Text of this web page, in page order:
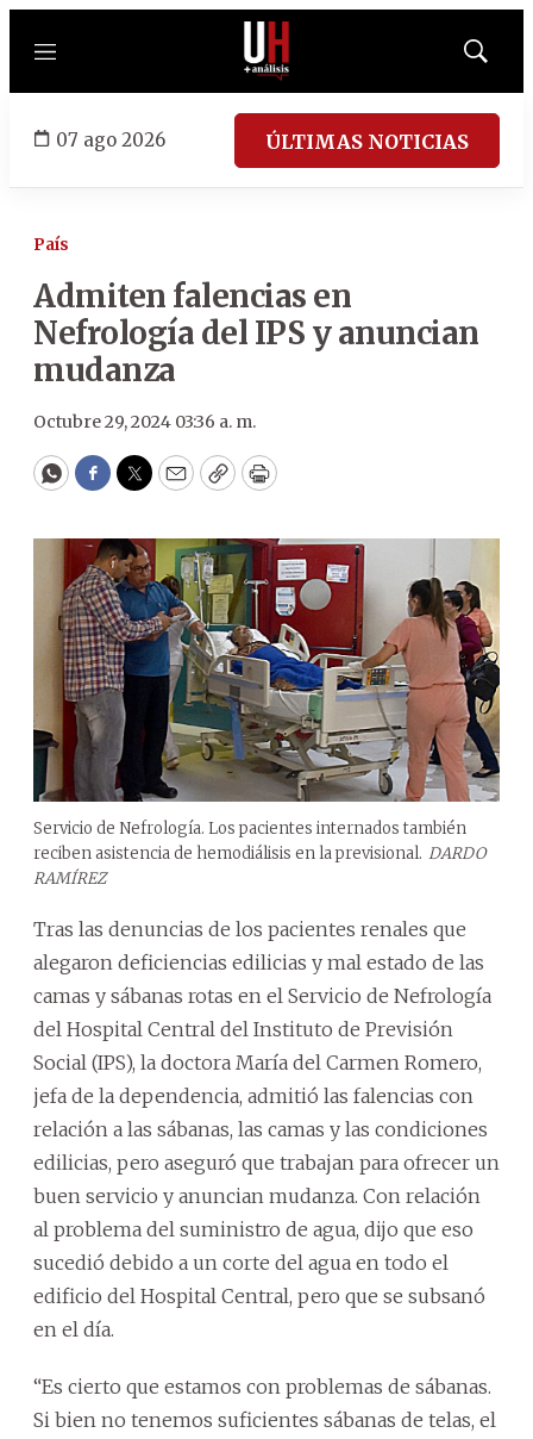
Menú
Mostrar
07 ago 2026 ÚLTIMAS NOTICIAS
País
Admiten falencias en
Nefrología del IPS y anuncian
mudanza
Octubre 29, 2024 03:36 a. m.
WhatsApp
Facebook
Twitter
EmailCopyPrint
Servicio de Nefrología. Los pacientes internados también
reciben asistencia de hemodiálisis en la previsional. DARDO
RAMÍREZ
Tras las denuncias de los pacientes renales que
alegaron deficiencias edilicias y mal estado de las
camas y sábanas rotas en el Servicio de Nefrología
del Hospital Central del Instituto de Previsión
Social (IPS), la doctora María del Carmen Romero,
jefa de la dependencia, admitió las falencias con
relación a las sábanas, las camas y las condiciones
edilicias, pero aseguró que trabajan para ofrecer un
buen servicio y anuncian mudanza. Con relación
al problema del suministro de agua, dijo que eso
sucedió debido a un corte del agua en todo el
edificio del Hospital Central, pero que se subsanó
en el día.
“Es cierto que estamos con problemas de sábanas.
Si bien no tenemos suficientes sábanas de telas, el